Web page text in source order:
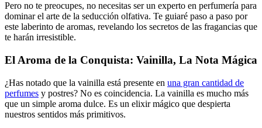
Pero no te preocupes, no necesitas ser un experto en perfumería para
dominar el arte de la seducción olfativa. Te guiaré paso a paso por
este laberinto de aromas, revelando los secretos de las fragancias que
te harán irresistible.
El Aroma de la Conquista: Vainilla, La Nota Mágica
¿Has notado que la vainilla está presente en una gran cantidad de
perfumes y postres? No es coincidencia. La vainilla es mucho más
que un simple aroma dulce. Es un elixir mágico que despierta
nuestros sentidos más primitivos.